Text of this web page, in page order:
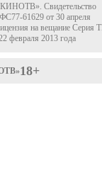
Свидетельство
61629 от 30 апреля
на вещание Серия
февраля 2013 года
18+